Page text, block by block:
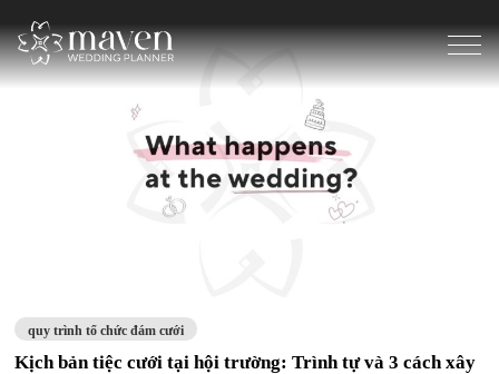
quy trình tổ chức đám cưới
Kịch bản tiệc cưới tại hội trường: Trình tự và 3 cách xây